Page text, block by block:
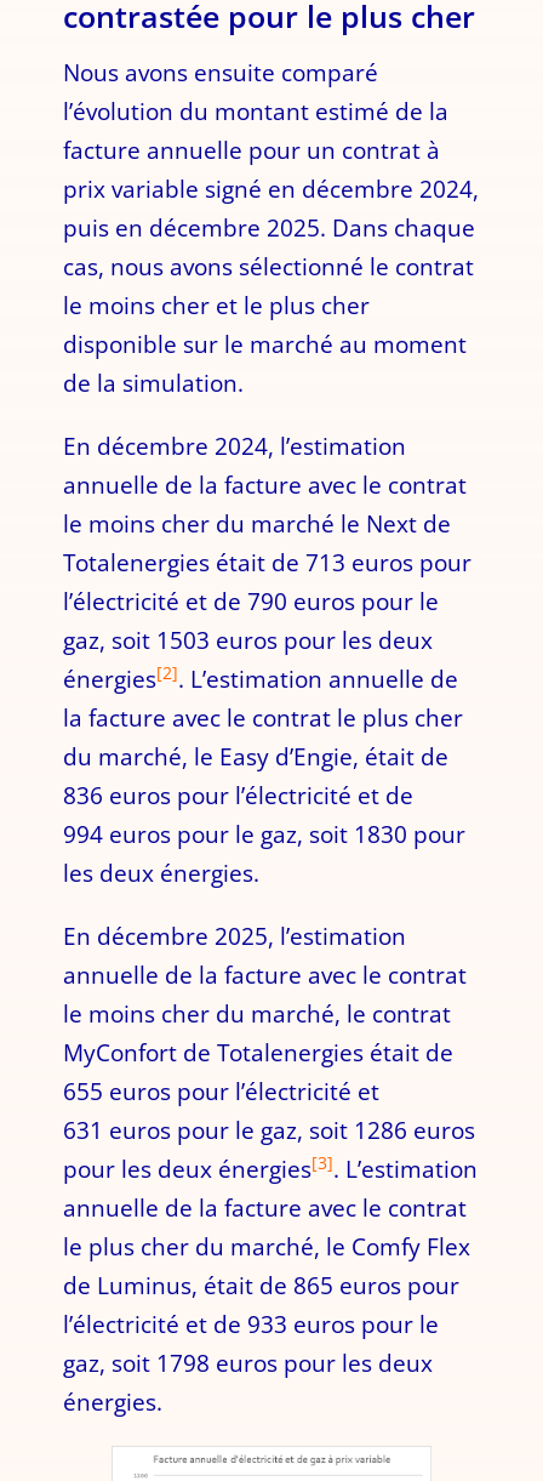
contrastée pour le plus cher
Nous avons ensuite comparé
l’évolution du montant estimé de la
facture annuelle pour un contrat à
prix variable signé en décembre 2024,
puis en décembre 2025. Dans chaque
cas, nous avons sélectionné le contrat
le moins cher et le plus cher
disponible sur le marché au moment
de la simulation.
En décembre 2024, l’estimation
annuelle de la facture avec le contrat
le moins cher du marché le Next de
Totalenergies était de 713 euros pour
l’électricité et de 790 euros pour le
gaz, soit 1503 euros pour les deux
énergies[2]. L’estimation annuelle de
la facture avec le contrat le plus cher
du marché, le Easy d’Engie, était de
836 euros pour l’électricité et de
994 euros pour le gaz, soit 1830 pour
les deux énergies.
En décembre 2025, l’estimation
annuelle de la facture avec le contrat
le moins cher du marché, le contrat
MyConfort de Totalenergies était de
655 euros pour l’électricité et
631 euros pour le gaz, soit 1286 euros
pour les deux énergies[3]. L’estimation
annuelle de la facture avec le contrat
le plus cher du marché, le Comfy Flex
de Luminus, était de 865 euros pour
l’électricité et de 933 euros pour le
gaz, soit 1798 euros pour les deux
énergies.